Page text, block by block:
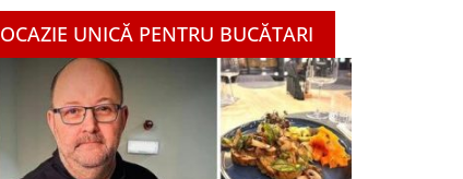
OCAZIE UNICĂ PENTRU BUCĂTARI